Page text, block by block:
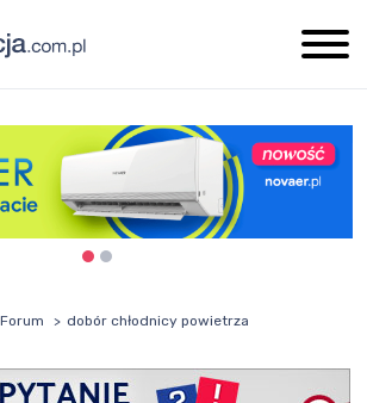
Forum dobór chłodnicy powietrza